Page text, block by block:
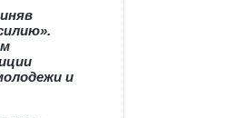
и